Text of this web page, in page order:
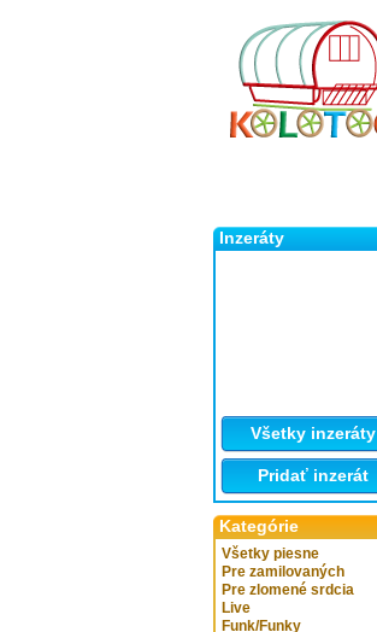
Inzeráty
Všetky inzeráty
Pridať inzerát
Kategórie
Všetky piesne
Pre zamilovaných
Pre zlomené srdcia
Live
Funk/Funky